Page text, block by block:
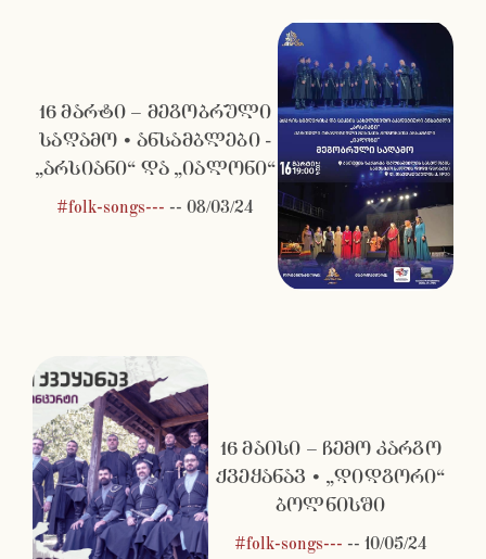
16 მარტი – მეგობრული
საღამო • ანსამბლები -
„არსიანი“ და „იალონი“
#folk-songs--- -- 08/03/24
16 მაისი – ჩემო კარგო
ქვეყანავ • „დიდგორი“
ბოლნისში
#folk-songs--- -- 10/05/24